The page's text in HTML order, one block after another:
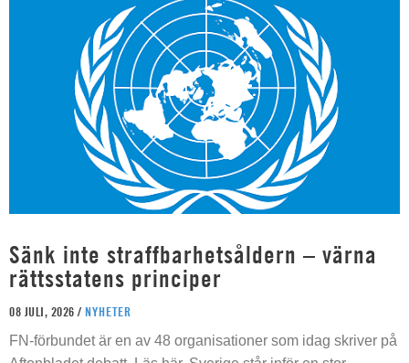
Sänk inte straffbarhetsåldern – värna
rättsstatens principer
08 JULI, 2026 / NYHETER
FN-förbundet är en av 48 organisationer som idag skriver på